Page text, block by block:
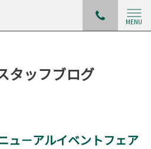
MENU
タッフブログ
ュ－アルイベントフェア